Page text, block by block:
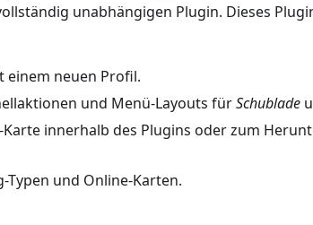
unabhängigen Plugin. Dieses
einem neuen Profil.
und Menü-Layouts fürSchublade
innerhalb des Plugins oder zum
Typen und Online-Karten.